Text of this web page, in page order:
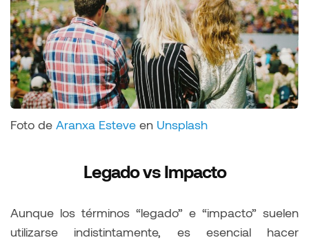
Foto de Aranxa Esteve en Unsplash
Legado vs Impacto
Aunque los términos “legado” e “impacto” suelen
utilizarse indistintamente, es esencial hacer